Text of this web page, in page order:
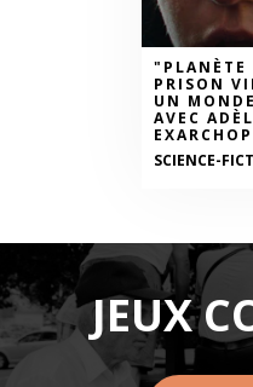
"PLANÈTE
PRISON
UN
AVEC
SCIENCE-
JEUX